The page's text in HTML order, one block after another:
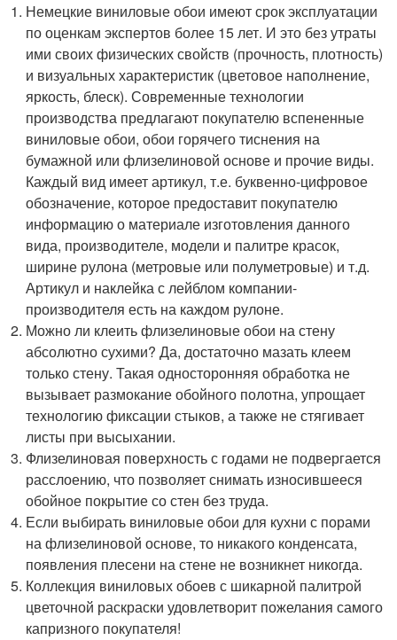
Немецкие виниловые обои имеют срок эксплуатации
по оценкам экспертов более 15 лет. И это без утраты
ими своих физических свойств (прочность, плотность)
и визуальных характеристик (цветовое наполнение,
яркость, блеск). Современные технологии
производства предлагают покупателю вспененные
виниловые обои, обои горячего тиснения на
бумажной или флизелиновой основе и прочие виды.
Каждый вид имеет артикул, т.е. буквенно-цифровое
обозначение, которое предоставит покупателю
информацию о материале изготовления данного
вида, производителе, модели и палитре красок,
ширине рулона (метровые или полуметровые) и т.д.
Артикул и наклейка с лейблом компании-
производителя есть на каждом рулоне.
Можно ли клеить флизелиновые обои на стену
абсолютно сухими? Да, достаточно мазать клеем
только стену. Такая односторонняя обработка не
вызывает размокание обойного полотна, упрощает
технологию фиксации стыков, а также не стягивает
листы при высыхании.
Флизелиновая поверхность с годами не подвергается
расслоению, что позволяет снимать износившееся
обойное покрытие со стен без труда.
Если выбирать виниловые обои для кухни с порами
на флизелиновой основе, то никакого конденсата,
появления плесени на стене не возникнет никогда.
Коллекция виниловых обоев с шикарной палитрой
цветочной раскраски удовлетворит пожелания самого
капризного покупателя!